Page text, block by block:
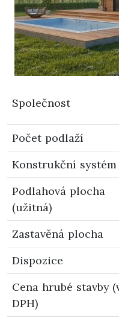
Společnost
Počet podlaží
Konstrukční systém
Podlahová plocha
(užitná)
Zastavěná plocha
Dispozice
Cena hrubé stavby
DPH)